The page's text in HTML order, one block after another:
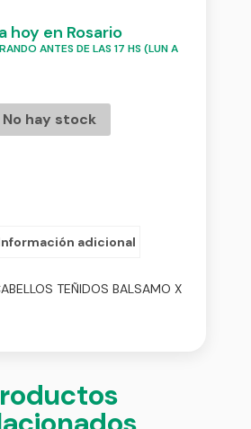
hoy en Rosario
ANTES DE LAS 17 HS (LUN A
No hay stock
adicional
TEÑIDOS BALSAMO X